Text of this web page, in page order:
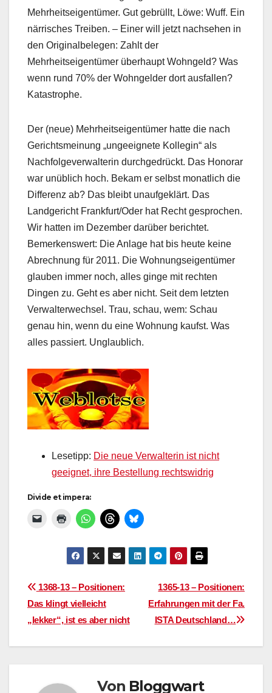
Mehrheitseigentümer. Gut gebrüllt, Löwe: Wuff. Ein
närrisches Treiben. – Einer will jetzt nachsehen in
den Originalbelegen: Zahlt der
Mehrheitseigentümer überhaupt Wohngeld? Was
wenn rund 70% der Wohngelder dort ausfallen?
Katastrophe.
Der (neue) Mehrheitseigentümer hatte die nach
Gerichtsmeinung „ungeeignete Kollegin“ als
Nachfolgeverwalterin durchgedrückt. Das Honorar
war unüblich hoch. Bekam er selbst monatlich die
Differenz ab? Das bleibt unaufgeklärt. Das
Landgericht Frankfurt/Oder hat Recht gesprochen.
Wir hatten im Dezember darüber berichtet.
Bemerkenswert: Die Anlage hat bis heute keine
Abrechnung für 2011. Die Wohnungseigentümer
glauben immer noch, alles ginge mit rechten
Dingen zu. Geht es aber nicht. Seit dem letzten
Verwalterwechsel. Trau, schau, wem: Schau
genau hin, wenn du eine Wohnung kaufst. Was
alles passiert. Unglaublich.
Lesetipp: Die neue Verwalterin ist nicht
geeignet, ihre Bestellung rechtswidrig
Divide et impera:
Beitragsnavigation1365-13 – Positionen:
Erfahrungen mit der Fa.
ISTA Deutschland…
1368-13 – Positionen:
Das klingt vielleicht
„lekker“, ist es aber nicht
Von Bloggwart